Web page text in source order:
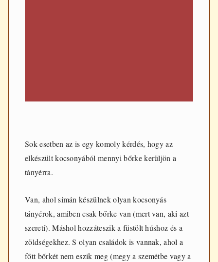
Sok esetben az is egy komoly kérdés, hogy az
elkészült kocsonyából mennyi bőrke kerüljön a
tányérra.
Van, ahol simán készülnek olyan kocsonyás
tányérok, amiben csak bőrke van (mert van, aki azt
szereti). Máshol hozzáteszik a füstölt húshoz és a
zöldségekhez. S olyan családok is vannak, ahol a
főtt bőrkét nem eszik meg (megy a szemétbe vagy a